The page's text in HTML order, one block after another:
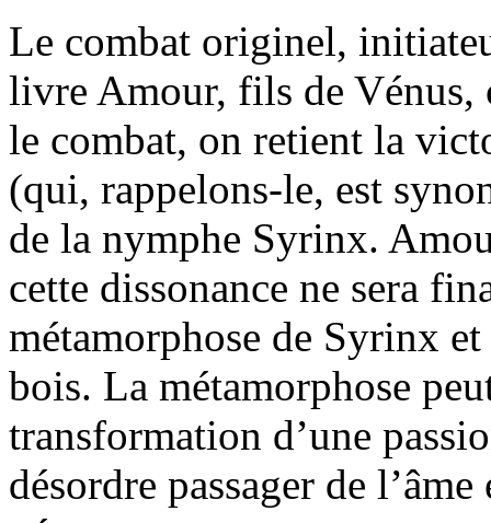
Le combat originel,
livre Amour, fils de Vénus,
le combat, on retient la
(qui, rappelons-le, est
de la nymphe Syrinx.
cette dissonance ne sera
métamorphose de Syrinx
bois. La métamorphose
transformation d’une
désordre passager de